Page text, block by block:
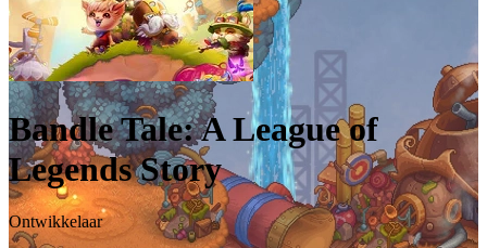
Bandle Tale: A League of
Legends Story
Ontwikkelaar